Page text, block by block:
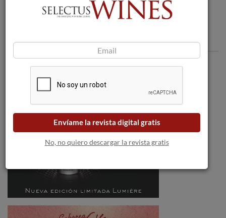
Comentarios
Envíame la revista digital gratis
No, no quiero descargar la revista gratis